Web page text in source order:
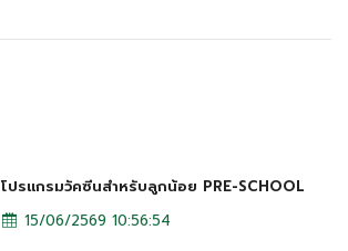
โปรแกรมวัคซีนสำหรับลูกน้อย PRE-SCHOOL
15/06/2569 10:56:54